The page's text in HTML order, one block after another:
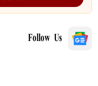
Follow Us